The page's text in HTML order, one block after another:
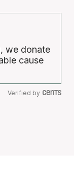
we donate
cause
Verified by